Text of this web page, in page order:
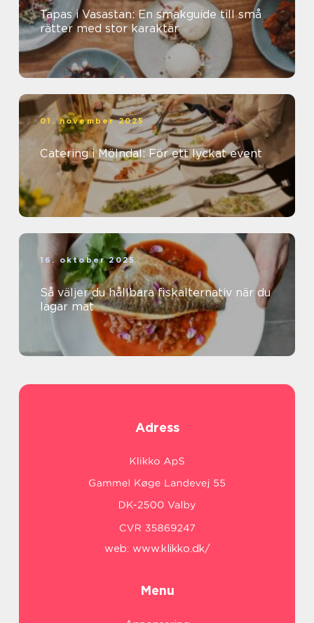
Tapas i Vasastan: En smakguide till små
rätter med stor karaktär
01. november 2025
Catering i Mölndal: För ett lyckat event
16. oktober 2025
Så väljer du hållbara fiskalternativ när du
lagar mat
Adress
web: www.klikko.dk/
Menu